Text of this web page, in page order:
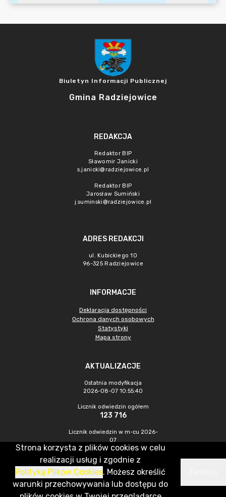
Biuletyn Informacji Publicznej
Gmina Radziejowice
REDAKCJA
Redaktor BIP
Sławomir Janicki
s.janicki@radziejowice.pl
Redaktor BIP
Jarosław Sumiński
j.suminski@radziejowice.pl
ADRES REDAKCJI
ul. Kubickiego 10
96-325 Radziejowice
INFORMACJE
Deklaracja dostępności
Ochrona danych osobowych
Statystyki
Mapa strony
AKTUALIZACJE
Ostatnia modyfikacja
2026-08-07 10:55:40
Licznik odwiedzin ogółem
123 716
Licznik odwiedzin w m-cu 2026-
07
376
CMS & Hosting: Nefeni Sp. z o.o.
Strona korzysta z plików cookies w celu
realizacji usług i zgodnie z
Polityką Plików Cookies. Możesz określić
warunki przechowywania lub dostępu do